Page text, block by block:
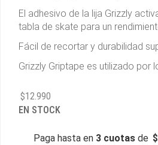
El adhesivo de la lija Grizzly
tabla de skate para un
Fácil de recortar y durabilidad
Grizzly Griptape es utilizado por
$12.990
EN STOCK
Paga hasta en 3 cuotas de $